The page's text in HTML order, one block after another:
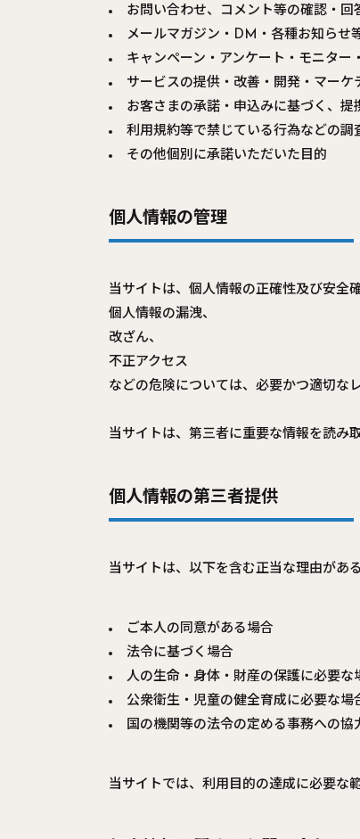
お問い合わせ、コメント等の確認・回
メールマガジン・DM・各種お知らせ
キャンペーン・アンケート・モニター
サービスの提供・改善・開発・マーケ
お客さまの承諾・申込みに基づく、
利用規約等で禁じている行為などの調
その他個別に承諾いただいた目的
個人情報の管理
当サイトは、個人情報の正確性及び安全
個人情報の漏洩、
改ざん、
不正アクセス
などの危険については、必要かつ適切な
当サイトは、第三者に重要な情報を読み
個人情報の第三者提供
当サイトは、以下を含む正当な理由があ
ご本人の同意がある場合
法令に基づく場合
人の生命・身体・財産の保護に必要な
公衆衛生・児童の健全育成に必要な場
国の機関等の法令の定める事務への協
当サイトでは、利用目的の達成に必要な